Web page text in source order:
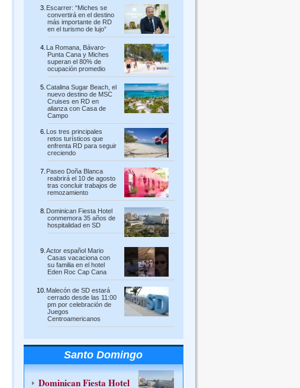
Escarrer: “Miches se
convertirá en el destino
más importante de RD
en el turismo de lujo”
La Romana, Bávaro-
Punta Cana y Miches
superan el 80% de
ocupación promedio
Catalina Sugar Beach, el
nuevo destino de MSC
Cruises en RD en
alianza con Casa de
Campo
Los tres principales
retos turísticos que
enfrenta RD para seguir
creciendo
Paseo Doña Blanca
reabrirá el 10 de agosto
tras concluir trabajos de
remozamiento
Dominican Fiesta Hotel
conmemora 35 años de
hospitalidad en SD
Actor español Mario
Casas vacaciona con
su familia en el hotel
Eden Roc Cap Cana
Malecón de SD estará
cerrado desde las 11:00
pm por celebración de
Juegos
Centroamericanos
Santo Domingo
Dominican Fiesta Hotel